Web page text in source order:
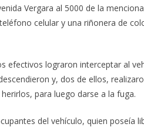
Vergara al 5000 de la
celular y una riñonera de
efectivos lograron interceptar al
y, dos de ellos,
para luego darse a la fuga.
del vehículo, quien poseía